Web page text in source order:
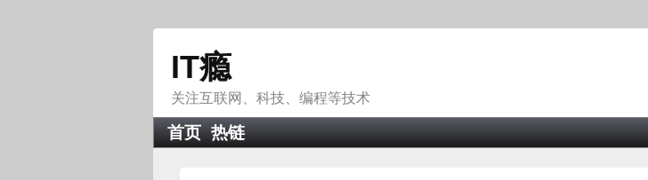
IT瘾
关注互联网、科技、编程等技术
首页 热链